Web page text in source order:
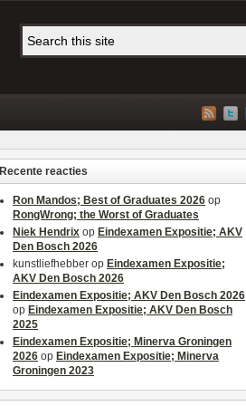
Recente reacties
Ron Mandos; Best of Graduates 2026 op
RongWrong; the Worst of Graduates
Niek Hendrix op Eindexamen Expositie; AKV
Den Bosch 2026
kunstliefhebber op Eindexamen Expositie;
AKV Den Bosch 2026
Eindexamen Expositie; AKV Den Bosch 2026
op Eindexamen Expositie; AKV Den Bosch
2025
Eindexamen Expositie; Minerva Groningen
2026 op Eindexamen Expositie; Minerva
Groningen 2023